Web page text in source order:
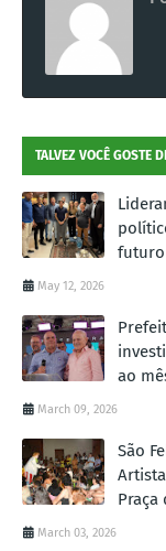
TALVEZ VOCÊ GOSTE
futuro
May 12, 2026
ao
March 09, 2026
São
Praça
March 03, 2026